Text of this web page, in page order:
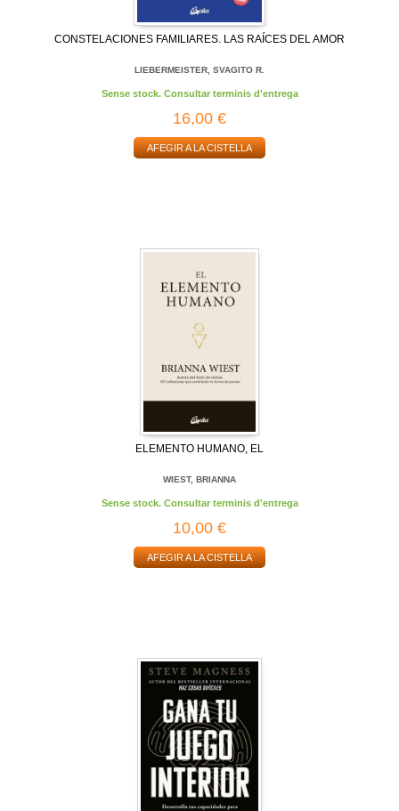
CONSTELACIONES FAMILIARES. LAS RAÍCES DEL AMOR
LIEBERMEISTER, SVAGITO R.
Sense stock. Consultar terminis d'entrega
16,00 €
AFEGIR A LA CISTELLA
ELEMENTO HUMANO, EL
WIEST, BRIANNA
Sense stock. Consultar terminis d'entrega
10,00 €
AFEGIR A LA CISTELLA